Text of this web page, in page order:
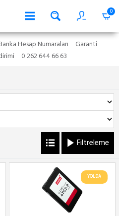
0
Hesap Numaraları
Garanti
0 262 644 66 63
Filtreleme
YOLDA